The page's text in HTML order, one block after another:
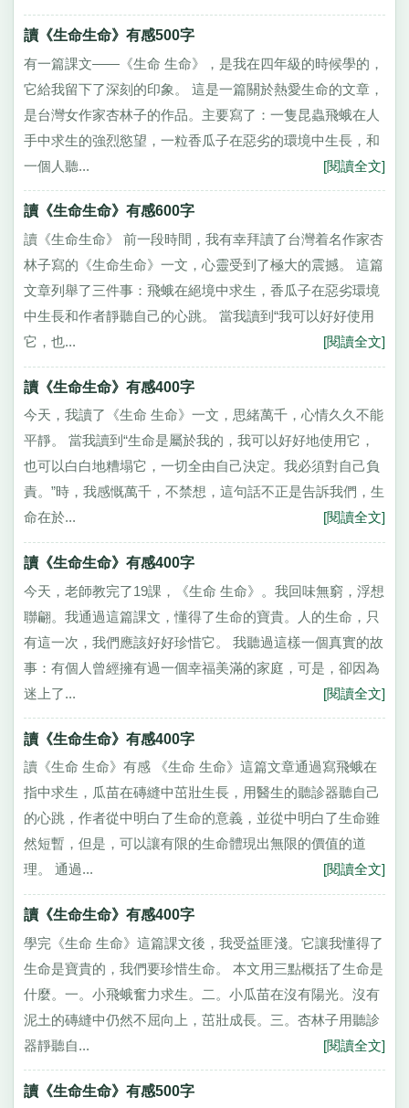
讀《生命生命》有感500字
有一篇課文——《生命 生命》，是我在四年級的時候學的，
它給我留下了深刻的印象。 這是一篇關於熱愛生命的文章，
是台灣女作家杏林子的作品。主要寫了：一隻昆蟲飛蛾在人
手中求生的強烈慾望，一粒香瓜子在惡劣的環境中生長，和
一個人聽...
[閱讀全文]
讀《生命生命》有感600字
讀《生命生命》 前一段時間，我有幸拜讀了台灣着名作家杏
林子寫的《生命生命》一文，心靈受到了極大的震撼。 這篇
文章列舉了三件事：飛蛾在絕境中求生，香瓜子在惡劣環境
中生長和作者靜聽自己的心跳。 當我讀到“我可以好好使用
它，也...
[閱讀全文]
讀《生命生命》有感400字
今天，我讀了《生命 生命》一文，思緒萬千，心情久久不能
平靜。 當我讀到“生命是屬於我的，我可以好好地使用它，
也可以白白地糟塌它，一切全由自己決定。我必須對自己負
責。”時，我感慨萬千，不禁想，這句話不正是告訴我們，生
命在於...
[閱讀全文]
讀《生命生命》有感400字
今天，老師教完了19課，《生命 生命》。我回味無窮，浮想
聯翩。我通過這篇課文，懂得了生命的寶貴。人的生命，只
有這一次，我們應該好好珍惜它。 我聽過這樣一個真實的故
事：有個人曾經擁有過一個幸福美滿的家庭，可是，卻因為
迷上了...
[閱讀全文]
讀《生命生命》有感400字
讀《生命 生命》有感 《生命 生命》這篇文章通過寫飛蛾在
指中求生，瓜苗在磚縫中茁壯生長，用醫生的聽診器聽自己
的心跳，作者從中明白了生命的意義，並從中明白了生命雖
然短暫，但是，可以讓有限的生命體現出無限的價值的道
理。 通過...
[閱讀全文]
讀《生命生命》有感400字
學完《生命 生命》這篇課文後，我受益匪淺。它讓我懂得了
生命是寶貴的，我們要珍惜生命。 本文用三點概括了生命是
什麼。一。小飛蛾奮力求生。二。小瓜苗在沒有陽光。沒有
泥土的磚縫中仍然不屈向上，茁壯成長。三。杏林子用聽診
器靜聽自...
[閱讀全文]
讀《生命生命》有感500字